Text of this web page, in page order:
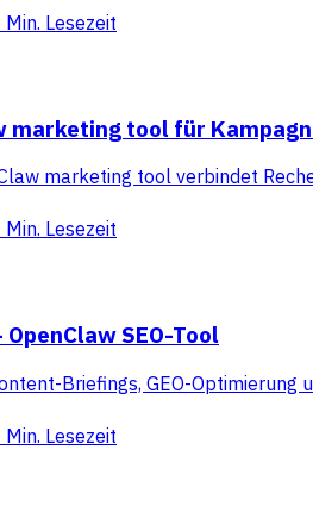
Min. Lesezeit
marketing tool für
marketing tool verbindet
Min. Lesezeit
SEO-Tool
Briefings, GEO-
Min. Lesezeit